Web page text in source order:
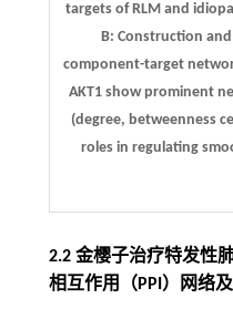
targets of RLM and
B: Construction
component-target
AKT1 show prominent
(degree, betweenness
roles in regulating
2.2 金樱子治疗特发性
相互作用（PPI）网络